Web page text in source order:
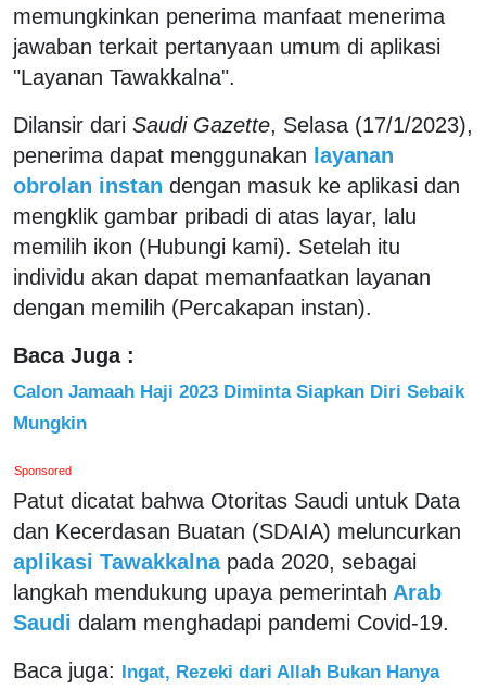
memungkinkan penerima manfaat menerima
jawaban terkait pertanyaan umum di aplikasi
"Layanan Tawakkalna".
Dilansir dari Saudi Gazette, Selasa (17/1/2023),
penerima dapat menggunakan layanan
obrolan instan dengan masuk ke aplikasi dan
mengklik gambar pribadi di atas layar, lalu
memilih ikon (Hubungi kami). Setelah itu
individu akan dapat memanfaatkan layanan
dengan memilih (Percakapan instan).
Baca Juga :
Calon Jamaah Haji 2023 Diminta Siapkan Diri Sebaik
Mungkin
Sponsored
Patut dicatat bahwa Otoritas Saudi untuk Data
dan Kecerdasan Buatan (SDAIA) meluncurkan
aplikasi Tawakkalna pada 2020, sebagai
langkah mendukung upaya pemerintah Arab
Saudi dalam menghadapi pandemi Covid-19.
Baca juga: Ingat, Rezeki dari Allah Bukan Hanya